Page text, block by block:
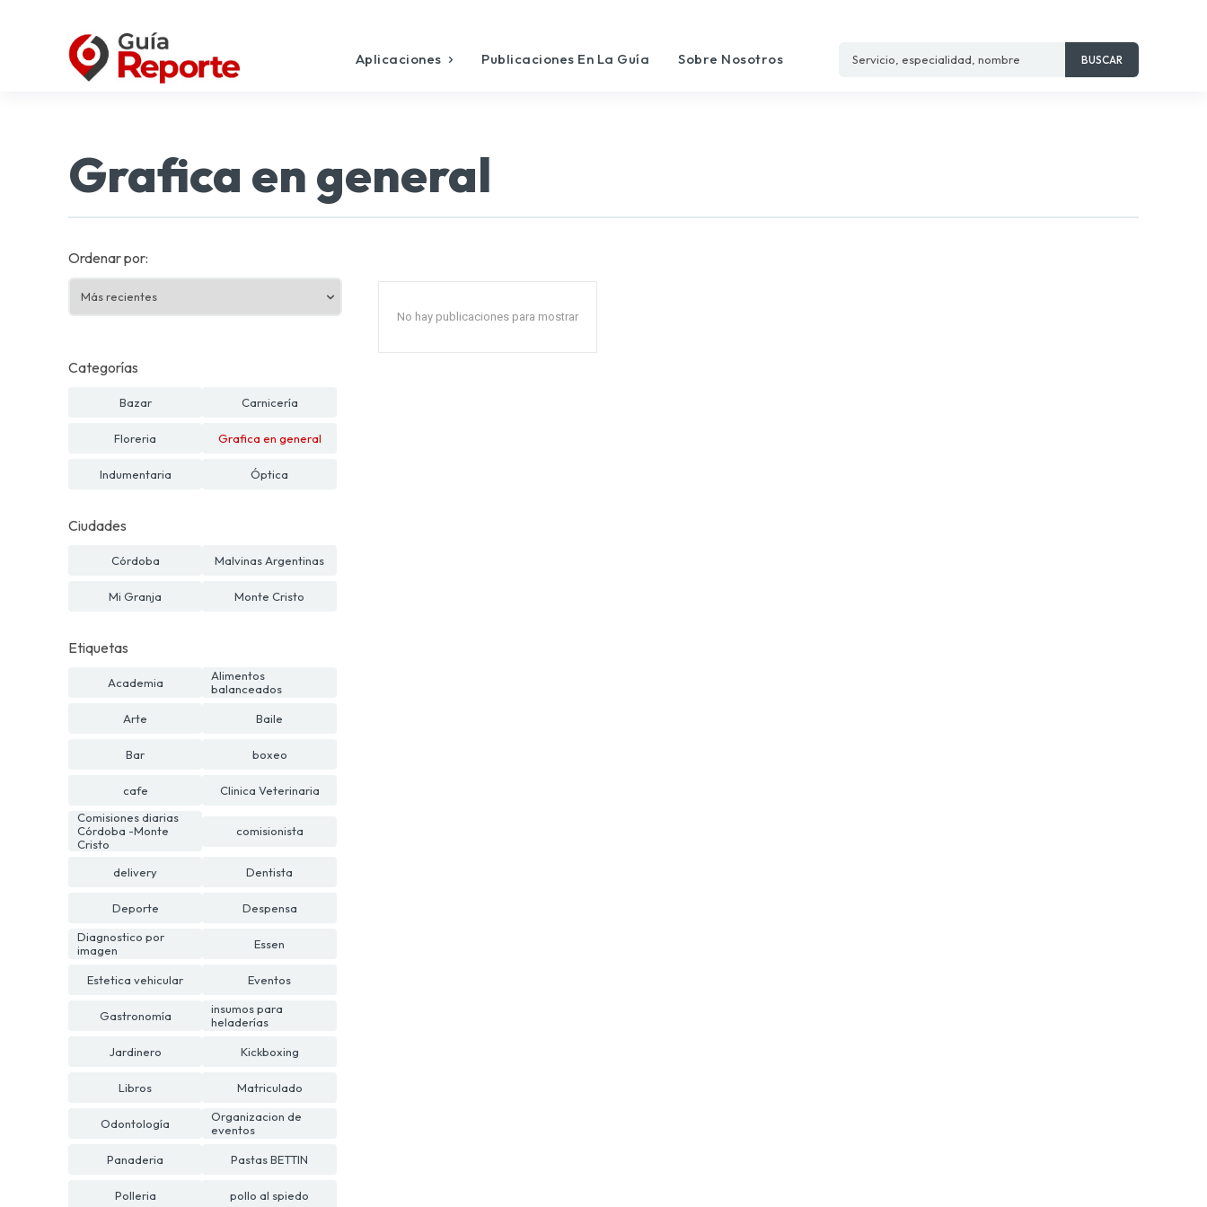
Aplicaciones Publicaciones En La Guía Sobre Nosotros Servicio, especialidad, nombre BUSCAR
Grafica en general
Ordenar por:
Categorías
Bazar Carnicería
Floreria Grafica en general
Indumentaria Óptica
Ciudades
Córdoba Malvinas Argentinas
Mi Granja Monte Cristo
Etiquetas
Academia
Alimentos
balanceados
Arte Baile
Bar boxeo
cafe
Clinica Veterinaria
Comisiones diarias
Córdoba -Monte
Cristo
comisionista
delivery Dentista
Deporte Despensa
Diagnostico por
imagen
Essen
Estetica vehicular Eventos
Gastronomía
insumos para
heladerías
Jardinero Kickboxing
Libros Matriculado
Odontología
Organizacion de
eventos
Panaderia Pastas BETTIN
Polleria pollo al spiedo
No hay publicaciones para mostrar